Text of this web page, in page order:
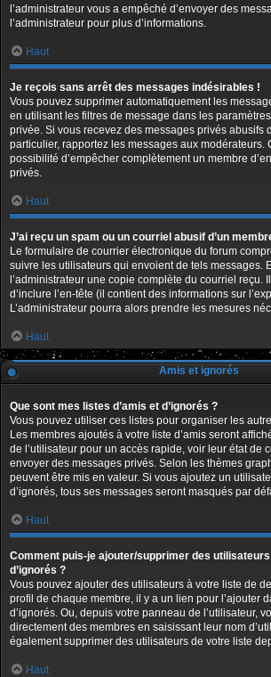
l’administrateur vous a empêché d’envoyer des
l’administrateur pour plus d’informations.
Haut
Je reçois sans arrêt des messages indésirables !
Vous pouvez supprimer automatiquement les
en utilisant les filtres de message dans les
privée. Si vous recevez des messages privés abusifs
particulier, rapportez les messages aux modérateurs.
possibilité d’empêcher complètement un membre
privés.
Haut
J’ai reçu un spam ou un courriel abusif d’un
Le formulaire de courrier électronique du forum
suivre les utilisateurs qui envoient de tels messages.
l’administrateur une copie complète du courriel reçu.
d’inclure l’en-tête (il contient des informations sur
L’administrateur pourra alors prendre les mesures
Haut
Amis et ignorés
Que sont mes listes d’amis et d’ignorés ?
Vous pouvez utiliser ces listes pour organiser les
Les membres ajoutés à votre liste d’amis seront
de l’utilisateur pour un accès rapide, voir leur état de
envoyer des messages privés. Selon les thèmes
peuvent être mis en valeur. Si vous ajoutez un
d’ignorés, tous ses messages seront masqués par
Haut
Comment puis-je ajouter/supprimer des utilisateurs
d’ignorés ?
Vous pouvez ajouter des utilisateurs à votre liste de
profil de chaque membre, il y a un lien pour l’ajouter
d’ignorés. Ou, depuis votre panneau de l’utilisateur,
directement des membres en saisissant leur nom
également supprimer des utilisateurs de votre liste
Haut